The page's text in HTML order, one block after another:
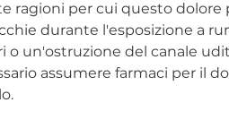
ragioni per cui questo dolore
durante l'esposizione a
o un'ostruzione del canale
assumere farmaci per il